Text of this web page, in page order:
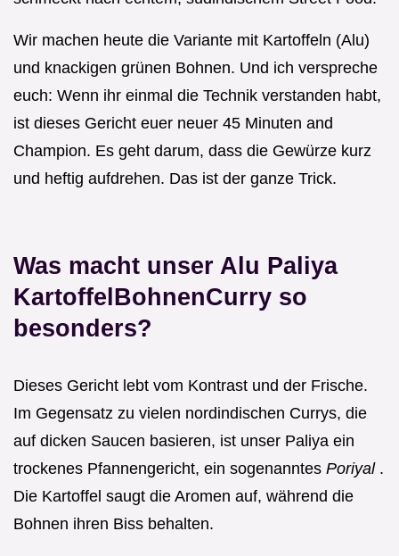
Wir machen heute die Variante mit Kartoffeln (Alu)
und knackigen grünen Bohnen. Und ich verspreche
euch: Wenn ihr einmal die Technik verstanden habt,
ist dieses Gericht euer neuer 45 Minuten and
Champion. Es geht darum, dass die Gewürze kurz
und heftig aufdrehen. Das ist der ganze Trick.
Was macht unser Alu Paliya
KartoffelBohnenCurry so
besonders?
Dieses Gericht lebt vom Kontrast und der Frische.
Im Gegensatz zu vielen nordindischen Currys, die
auf dicken Saucen basieren, ist unser Paliya ein
trockenes Pfannengericht, ein sogenanntes Poriyal .
Die Kartoffel saugt die Aromen auf, während die
Bohnen ihren Biss behalten.